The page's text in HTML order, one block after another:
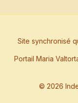
Site synchronisé
Portail Maria
© 2026